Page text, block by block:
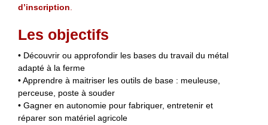
d’inscription
Les objectifs
• Découvrir ou approfondir les bases du travail du métal
adapté à la ferme
• Apprendre à maitriser les outils de base : meuleuse,
perceuse, poste à souder
• Gagner en autonomie pour fabriquer, entretenir et
réparer son matériel agricole